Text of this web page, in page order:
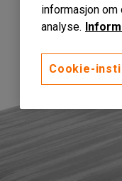
informasjon om
analyse.
Cookie-